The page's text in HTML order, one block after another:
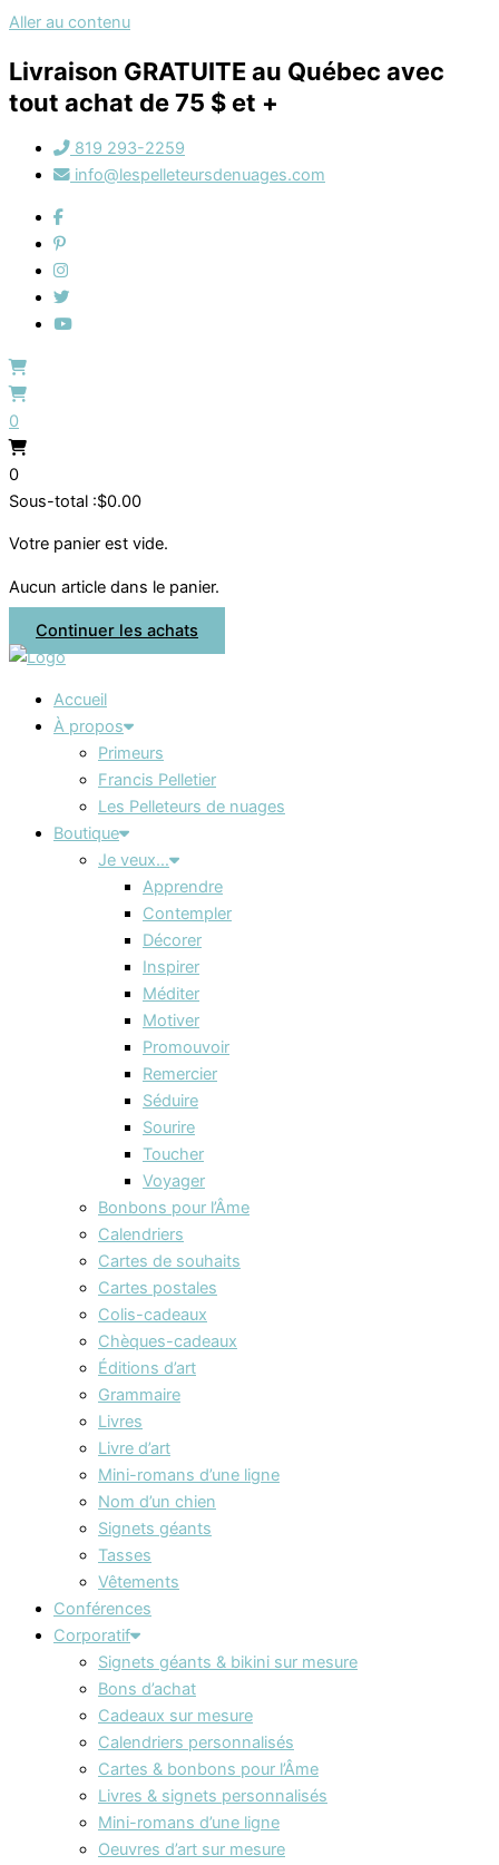
Aller au contenu
Livraison GRATUITE au Québec avec
tout achat de 75 $ et +
819 293-2259
info@lespelleteursdenuages.com
0
0
Sous-total :$0.00
Votre panier est vide.
Aucun article dans le panier.
Continuer les achats
Accueil
À propos
Primeurs
Francis Pelletier
Les Pelleteurs de nuages
Boutique
Je veux…
Apprendre
Contempler
Décorer
Inspirer
Méditer
Motiver
Promouvoir
Remercier
Séduire
Sourire
Toucher
Voyager
Bonbons pour l’Âme
Calendriers
Cartes de souhaits
Cartes postales
Colis-cadeaux
Chèques-cadeaux
Éditions d’art
Grammaire
Livres
Livre d’art
Mini-romans d’une ligne
Nom d’un chien
Signets géants
Tasses
Vêtements
Conférences
Corporatif
Signets géants & bikini sur mesure
Bons d’achat
Cadeaux sur mesure
Calendriers personnalisés
Cartes & bonbons pour l’Âme
Livres & signets personnalisés
Mini-romans d’une ligne
Oeuvres d’art sur mesure